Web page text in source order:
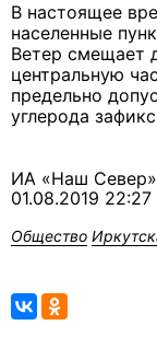
В настоящее
населенные
Ветер
центральную
предельно
углерода
ИА «Наш Север»
01.08.2019 22:27
Общество